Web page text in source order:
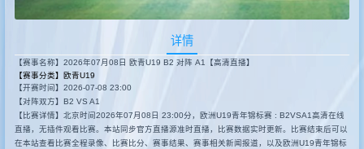
快讯
详情
【赛事名称】2026年07月08日 欧青U19 B2 对阵 A1【高清直播】
【赛事分类】 欧青U19
【开赛时间】2026-07-08 23:00
【对阵双方】B2 VS A1
【比赛详情】北京时间2026年07月08日 23:00分，欧洲U19青年锦标赛 : B2VSA1高清在线
直播，无插件观看比赛。本站同步官方直播源准时直播，比赛数据实时更新。比赛结束后可以
在本站查看比赛全程录像、比赛比分、赛事结果、赛事相关新闻报道，以及欧洲U19青年锦标